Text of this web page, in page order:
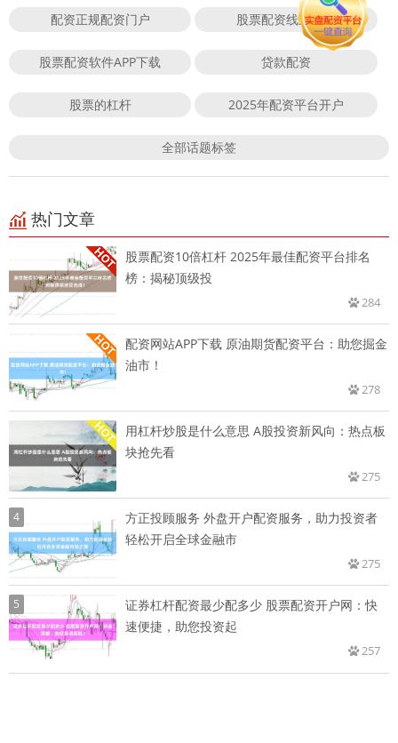
配资正规配资门户 股票配资线上平台
股票配资软件APP下载 贷款配资
股票的杠杆 2025年配资平台开户
全部话题标签
热门文章
股票配资10倍杠杆 2025年最佳配资平台排名
榜：揭秘顶级投
284
配资网站APP下载 原油期货配资平台：助您掘金
油市！
278
用杠杆炒股是什么意思 A股投资新风向：热点板
块抢先看
275
4
方正投顾服务 外盘开户配资服务，助力投资者
轻松开启全球金融市
275
5
证券杠杆配资最少配多少 股票配资开户网：快
速便捷，助您投资起
257